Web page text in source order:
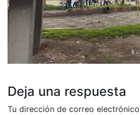
Deja una respuesta
Tu dirección de correo